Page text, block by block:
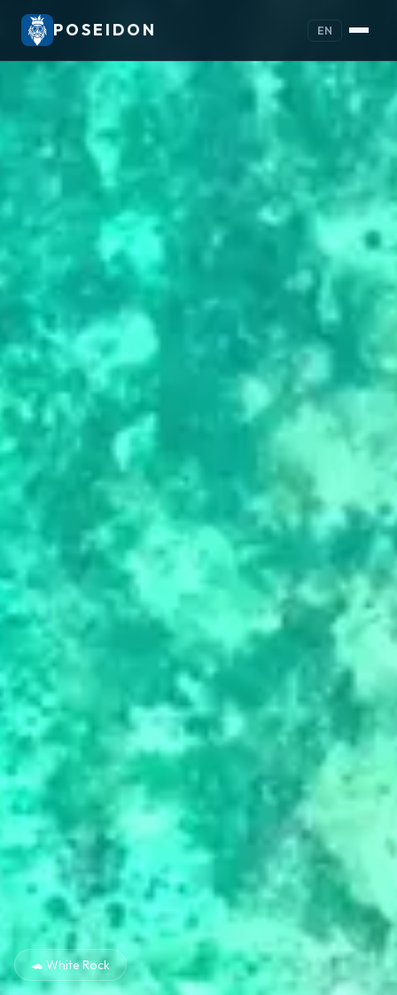
POSEIDON EN
🐢 White Rock